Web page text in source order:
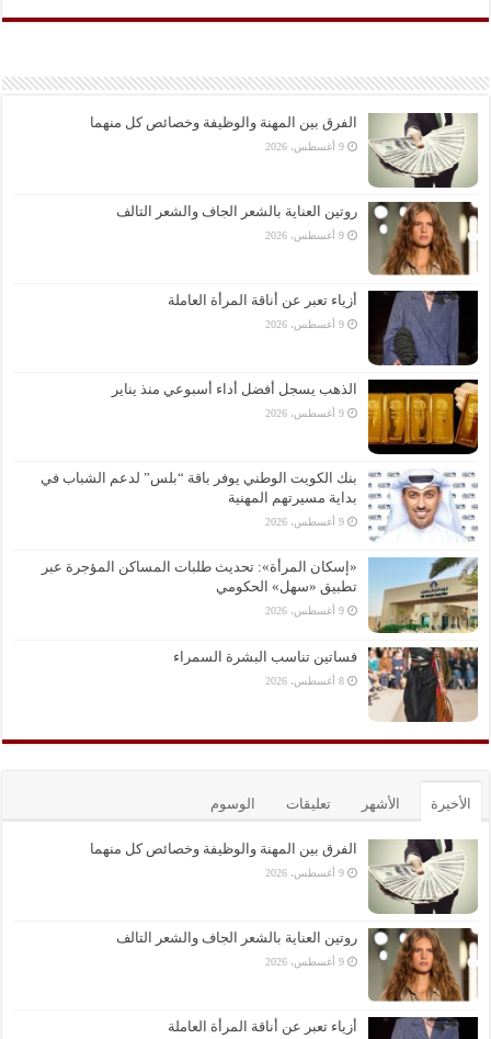
الفرق بين المهنة والوظيفة وخصائص كل منهما
9 أغسطس، 2026
روتين العناية بالشعر الجاف والشعر التالف
9 أغسطس، 2026
أزياء تعبر عن أناقة المرأة العاملة
9 أغسطس، 2026
الذهب يسجل أفضل أداء أسبوعي منذ يناير
9 أغسطس، 2026
بنك الكويت الوطني يوفر باقة “بلس” لدعم الشباب في
بداية مسيرتهم المهنية
9 أغسطس، 2026
«إسكان المرأة»: تحديث طلبات المساكن المؤجرة عبر
تطبيق «سهل» الحكومي
9 أغسطس، 2026
فساتين تناسب البشرة السمراء
8 أغسطس، 2026
الأخيرة الأشهر تعليقات الوسوم
الفرق بين المهنة والوظيفة وخصائص كل منهما
9 أغسطس، 2026
روتين العناية بالشعر الجاف والشعر التالف
9 أغسطس، 2026
أزياء تعبر عن أناقة المرأة العاملة